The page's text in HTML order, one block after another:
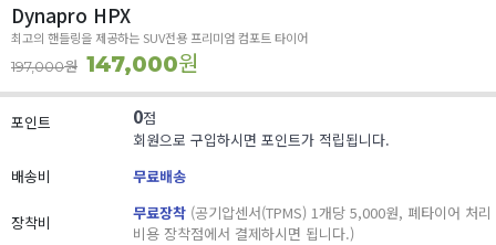
Dynapro HPX
최고의 핸들링을 제공하는 SUV전용 프리미엄 컴포트 타이어
197,000원 147,000원
포인트 0점
회원으로 구입하시면 포인트가 적립됩니다.
배송비
무료배송
장착비 무료장착 (공기압센서(TPMS) 1개당 5,000원, 폐타이어 처리
비용 장착점에서 결제하시면 됩니다.)